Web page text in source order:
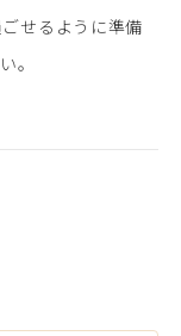
せるように準備
。